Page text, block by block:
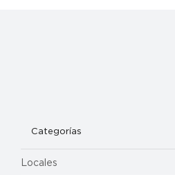
Categorías
Locales